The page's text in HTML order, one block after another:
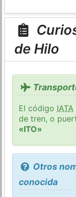
de Hilo
El código IATA
de tren, o
«ITO»
Otros
conocida